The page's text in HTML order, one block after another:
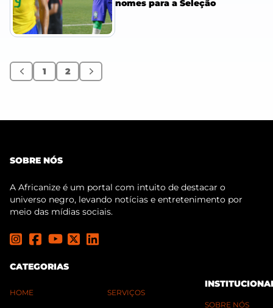
nomes para a Seleção
Anterior
1 2 Próximo
SOBRE NÓS
A Africanize é um portal com intuito de destacar o
universo negro, levando notícias e entretenimento por
meio das mídias sociais.
CATEGORIAS
HOME SERVIÇOS
SOBRE NÓS